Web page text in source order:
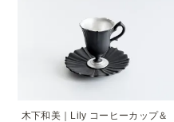
木下和美｜Lily コーヒーカップ＆